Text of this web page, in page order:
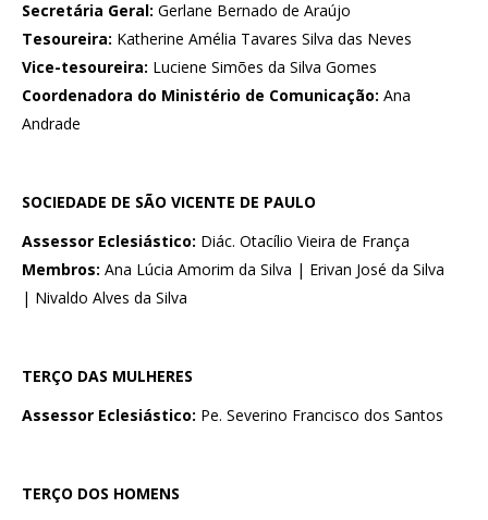
Secretária Geral: Gerlane Bernado de Araújo
Tesoureira: Katherine Amélia Tavares Silva das Neves
Vice-tesoureira: Luciene Simões da Silva Gomes
Coordenadora do Ministério de Comunicação: Ana
Andrade
SOCIEDADE DE SÃO VICENTE DE PAULO
Assessor Eclesiástico: Diác. Otacílio Vieira de França
Membros: Ana Lúcia Amorim da Silva | Erivan José da Silva
| Nivaldo Alves da Silva
TERÇO DAS MULHERES
Assessor Eclesiástico: Pe. Severino Francisco dos Santos
TERÇO DOS HOMENS